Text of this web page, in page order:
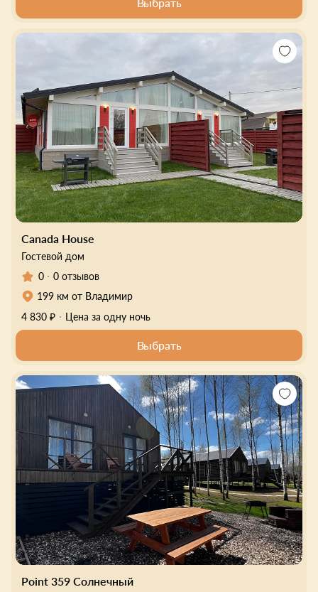
Canada House
Гостевой дом
0
0 отзывов
199 км от Владимир
4 830 ₽
Цена за одну ночь
Выбрать
Point 359 Солнечный